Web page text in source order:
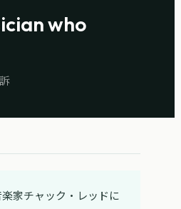
who
家チャック・レッドに